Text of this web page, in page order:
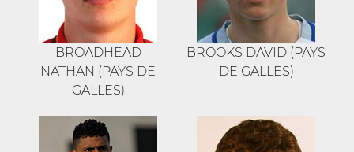
BROADHEAD
NATHAN (PAYS DE
GALLES)
BROOKS DAVID (PAYS
DE GALLES)